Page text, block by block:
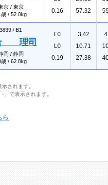
京 / 東京
歳 / 52.0kg
0.16
57.32
3839 / B1
理司
岡 / 静岡
歳 / 62.8kg
F0
L0
0.19
3.42
10.71
27.38
されます。
」で表示されます。
ら